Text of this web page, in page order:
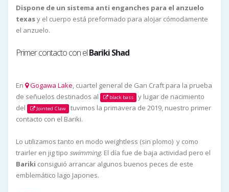
Dispone de un sistema anti enganches para el anzuelo
texasy el cuerpo está preformado para alojar cómodamente
el anzuelo.
Primer contacto con elBariki Shad
En Gogawa Lake, cuartel general de Gan Craft para la prueba
de señuelos destinados al
black bass y lugar de nacimiento
del
Jointed Claw tuvimos la primavera de 2019, nuestro primer
contacto con el Bariki.
Lo utilizamos tanto en modo weightless (sin plomo) y como
trairler en jig tipo swimming. El día fue de baja actividad pero el
Bariki consiguió arrancar algunos buenos peces de este
emblemático lago Japones.